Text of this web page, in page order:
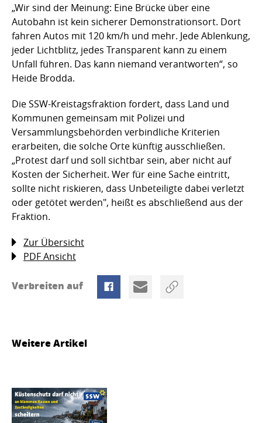
„Wir sind der Meinung: Eine Brücke über eine
Autobahn ist kein sicherer Demonstrationsort. Dort
fahren Autos mit 120 km/h und mehr. Jede Ablenkung,
jeder Lichtblitz, jedes Transparent kann zu einem
Unfall führen. Das kann niemand verantworten“, so
Heide Brodda.
Die SSW-Kreistagsfraktion fordert, dass Land und
Kommunen gemeinsam mit Polizei und
Versammlungsbehörden verbindliche Kriterien
erarbeiten, die solche Orte künftig ausschließen.
„Protest darf und soll sichtbar sein, aber nicht auf
Kosten der Sicherheit. Wer für eine Sache eintritt,
sollte nicht riskieren, dass Unbeteiligte dabei verletzt
oder getötet werden", heißt es abschließend aus der
Fraktion.
Zur Übersicht
PDF Ansicht
Verbreiten auf
Weitere Artikel